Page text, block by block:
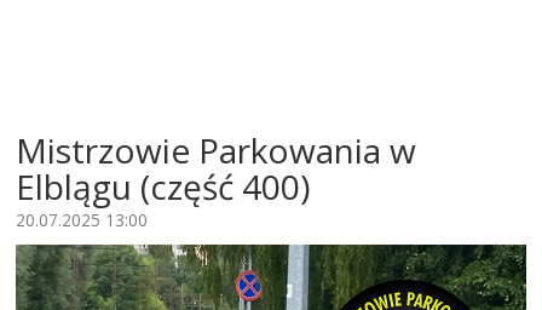
Mistrzowie Parkowania w
Elblągu (część 400)
20.07.2025 13:00